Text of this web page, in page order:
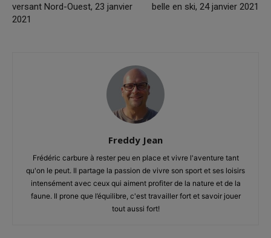
versant Nord-Ouest, 23 janvier
2021
belle en ski, 24 janvier 2021
Freddy Jean
Frédéric carbure à rester peu en place et vivre l'aventure tant
qu'on le peut. Il partage la passion de vivre son sport et ses loisirs
intensément avec ceux qui aiment profiter de la nature et de la
faune. Il prone que l’équilibre, c'est travailler fort et savoir jouer
tout aussi fort!